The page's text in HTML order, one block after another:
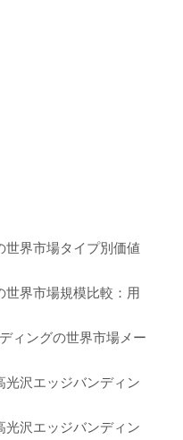
世界市場タイプ別価値
世界市場規模比較：用
ィングの世界市場メー
光沢エッジバンディン
光沢エッジバンディン